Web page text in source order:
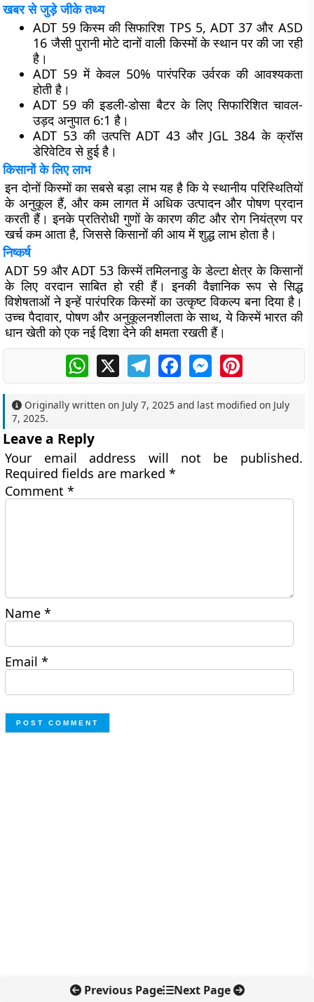
खबर से जुड़े जीके तथ्य
ADT 59 किस्म की सिफारिश TPS 5, ADT 37 और ASD
16 जैसी पुरानी मोटे दानों वाली किस्मों के स्थान पर की जा रही
है।
ADT 59 में केवल 50% पारंपरिक उर्वरक की आवश्यकता
होती है।
ADT 59 की इडली-डोसा बैटर के लिए सिफारिशित चावल-
उड़द अनुपात 6:1 है।
ADT 53 की उत्पत्ति ADT 43 और JGL 384 के क्रॉस
डेरिवेटिव से हुई है।
किसानों के लिए लाभ
इन दोनों किस्मों का सबसे बड़ा लाभ यह है कि ये स्थानीय परिस्थितियों
के अनुकूल हैं, और कम लागत में अधिक उत्पादन और पोषण प्रदान
करती हैं। इनके प्रतिरोधी गुणों के कारण कीट और रोग नियंत्रण पर
खर्च कम आता है, जिससे किसानों की आय में शुद्ध लाभ होता है।
निष्कर्ष
ADT 59 और ADT 53 किस्में तमिलनाडु के डेल्टा क्षेत्र के किसानों
के लिए वरदान साबित हो रही हैं। इनकी वैज्ञानिक रूप से सिद्ध
विशेषताओं ने इन्हें पारंपरिक किस्मों का उत्कृष्ट विकल्प बना दिया है।
उच्च पैदावार, पोषण और अनुकूलनशीलता के साथ, ये किस्में भारत की
धान खेती को एक नई दिशा देने की क्षमता रखती हैं।
WhatsApp
X TelegramFacebookMessengerPinterest
Originally written on July 7, 2025 and last modified on July
7, 2025.
Leave a Reply
Your email address will not be published.
Required fields are marked*
Comment*
Name*
Email*
Previous Page Next Page